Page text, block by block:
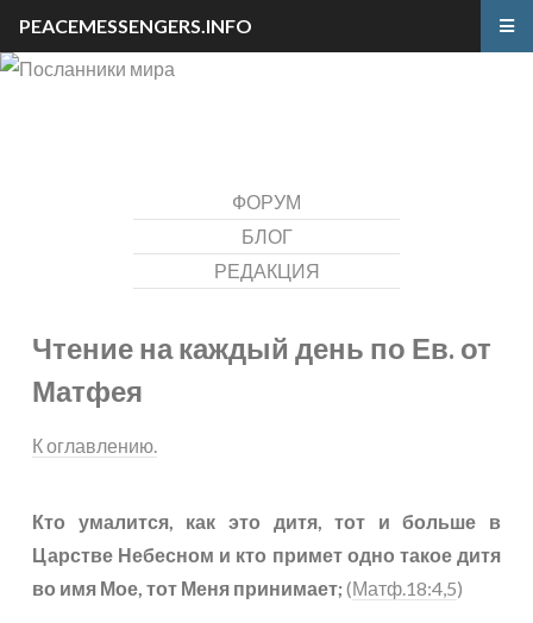
ФОРУМ
БЛОГ
РЕДАКЦИЯ
Чтение на каждый день по Ев. от
Матфея
К оглавлению.
Кто умалится, как это дитя, тот и больше в
Царстве Небесном и кто примет одно такое дитя
во имя Мое, тот Меня принимает;(Матф.18:4,5)
PEACEMESSENGERS.INFO